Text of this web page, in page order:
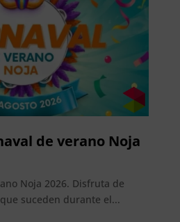
de verano Noja
Noja 2026. Disfruta de
suceden durante el...